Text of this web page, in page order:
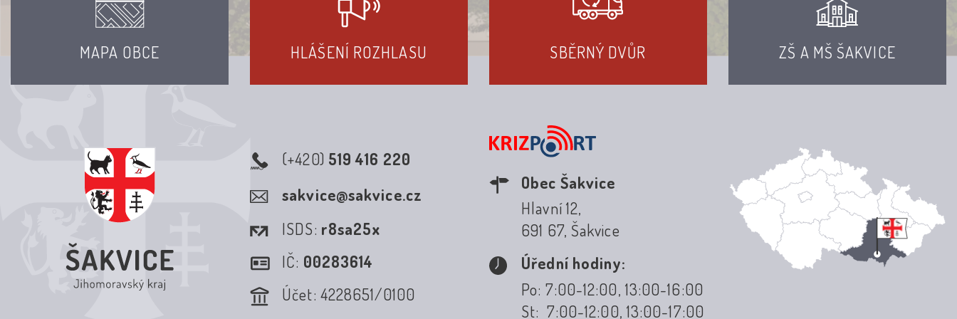
MAPA OBCE HLÁŠENÍ ROZHLASU SBĚRNÝ DVŮR ZŠ A MŠ ŠAKVICE
(+420) 519 416 220
sakvice@sakvice.cz
ISDS: r8sa25x
IČ: 00283614
Účet: 4228651/0100
Obec Šakvice
Hlavní 12,
691 67, Šakvice
Úřední hodiny:
Po: 7:00-12:00, 13:00-16:00
St: 7:00-12:00, 13:00-17:00